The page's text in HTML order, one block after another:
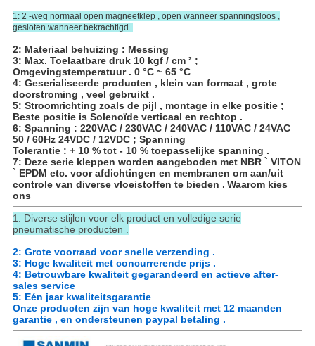
1: 2 -weg normaal open magneetklep , open wanneer spanningsloos ,
gesloten wanneer bekrachtigd .
2: Materiaal behuizing : Messing
3: Max. Toelaatbare druk 10 kgf / cm ² ;
Omgevingstemperatuur . 0 °C ~ 65 °C
4: Geserialiseerde producten , klein van formaat , grote
doorstroming , veel gebruikt .
5: Stroomrichting zoals de pijl , montage in elke positie ;
Beste positie is Solenoïde verticaal en rechtop .
6: Spanning : 220VAC / 230VAC / 240VAC / 110VAC / 24VAC
50 / 60Hz 24VDC / 12VDC ; Spanning
Tolerantie : + 10 % tot - 10 % toepasselijke spanning .
7: Deze serie kleppen worden aangeboden met NBR ` VITON
` EPDM etc. voor afdichtingen en membranen om aan/uit
controle van diverse vloeistoffen te bieden . Waarom kies
ons
1: Diverse stijlen voor elk product en volledige serie
pneumatische producten .
2: Grote voorraad voor snelle verzending .
3: Hoge kwaliteit met concurrerende prijs .
4: Betrouwbare kwaliteit gegarandeerd en actieve after-
sales service
5: Eén jaar kwaliteitsgarantie
Onze producten zijn van hoge kwaliteit met 12 maanden
garantie , en ondersteunen paypal betaling .